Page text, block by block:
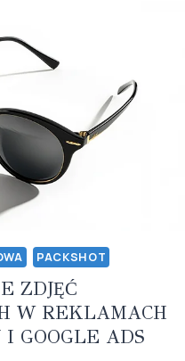
PACKSHOT
ZDJĘĆ
W REKLAMACH
GOOGLE ADS